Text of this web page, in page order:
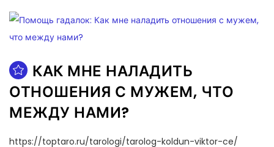
КАК МНЕ НАЛАДИТЬ
ОТНОШЕНИЯ С МУЖЕМ, ЧТО
МЕЖДУ НАМИ?
https://toptaro.ru/tarologi/tarolog-koldun-viktor-ce/